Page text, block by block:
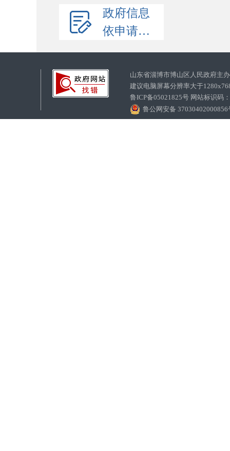
政府信息
依申请公开
山东省淄博市博山区人民政府
建议电脑屏幕分辨率大于
鲁ICP备05021825号 网站标识码
鲁公网安备 37030402000856